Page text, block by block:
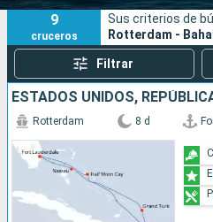
9
cruceros
Sus criterios de
Rotterdam -
Filtrar
Rotterdam 8 d